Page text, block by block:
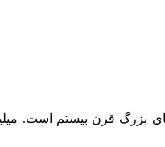
بزرگ قرن بیستم است.